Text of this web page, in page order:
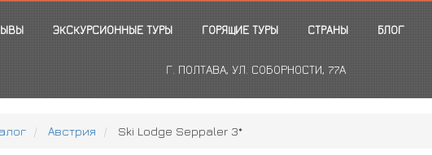
ЭКСКУРСИОННЫЕ ТУРЫ ГОРЯЩИЕ ТУРЫ СТРАНЫ БЛОГ
Г. ПОЛТАВА, УЛ. СОБОРНОСТИ, 77А
Австрия Ski Lodge Seppaler 3*